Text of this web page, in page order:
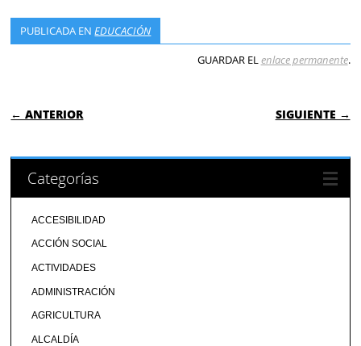
PUBLICADA ENEDUCACIÓN
GUARDAR ELenlace permanente.
NAVEGACIÓN DE ENTRADAS
← ANTERIOR SIGUIENTE →
Categorías
ACCESIBILIDAD
ACCIÓN SOCIAL
ACTIVIDADES
ADMINISTRACIÓN
AGRICULTURA
ALCALDÍA